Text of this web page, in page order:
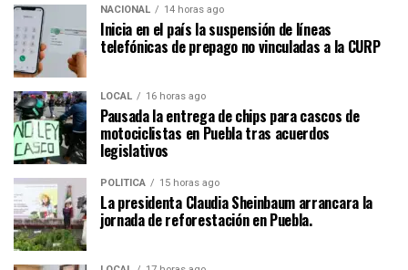
NACIONAL 14 horas ago
Inicia en el país la suspensión de líneas
telefónicas de prepago no vinculadas a la CURP
LOCAL 16 horas ago
Pausada la entrega de chips para cascos de
motociclistas en Puebla tras acuerdos
legislativos
POLÍTICA 15 horas ago
La presidenta Claudia Sheinbaum arrancara la
jornada de reforestación en Puebla.